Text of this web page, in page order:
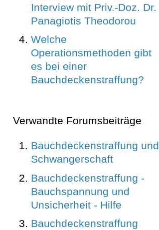
Interview mit Priv.-Doz. Dr.
Panagiotis Theodorou
Welche
Operationsmethoden gibt
es bei einer
Bauchdeckenstraffung?
Verwandte Forumsbeiträge
Bauchdeckenstraffung und
Schwangerschaft
Bauchdeckenstraffung -
Bauchspannung und
Unsicherheit - Hilfe
Bauchdeckenstraffung